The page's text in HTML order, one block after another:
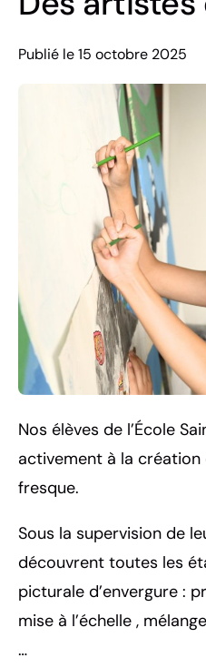
Publié le 15 octobre 2025
Nos élèves de l’École
activement à la création
fresque.
Sous la supervision de
découvrent toutes les
picturale d’envergure :
mise à l’échelle ,
…